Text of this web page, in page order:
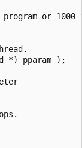
or 1000
*) pparam );